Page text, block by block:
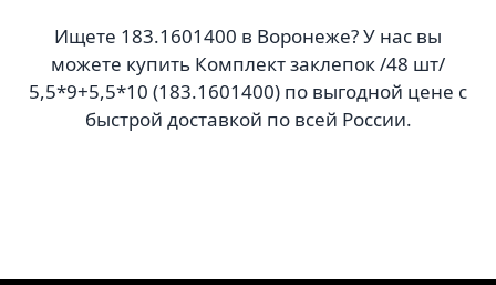
Ищете 183.1601400 в Воронеже? У нас вы
можете купить Комплект заклепок /48 шт/
5,5*9+5,5*10 (183.1601400) по выгодной цене с
быстрой доставкой по всей России.